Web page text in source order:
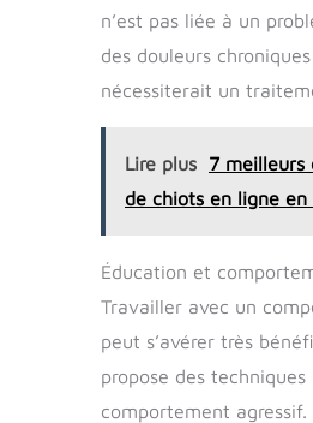
n’est pas liée à un
des douleurs
nécessiterait un
Lire plus
7 meilleurs
de chiots en ligne en
Éducation et
Travailler avec un
peut s’avérer très
propose des
comportement